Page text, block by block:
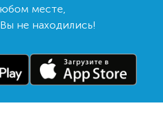
месте,
не находились!